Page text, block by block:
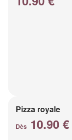
Pizza royale
Dès 10.90 €